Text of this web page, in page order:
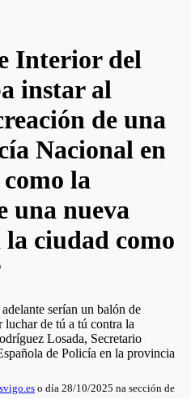
Interior del
instar al
de una
Nacional en
la
una nueva
ciudad como
serían un balón de
de tú a tú contra la
Losada, Secretario
de Policía en la provincia
o día 28/10/2025 na sección de